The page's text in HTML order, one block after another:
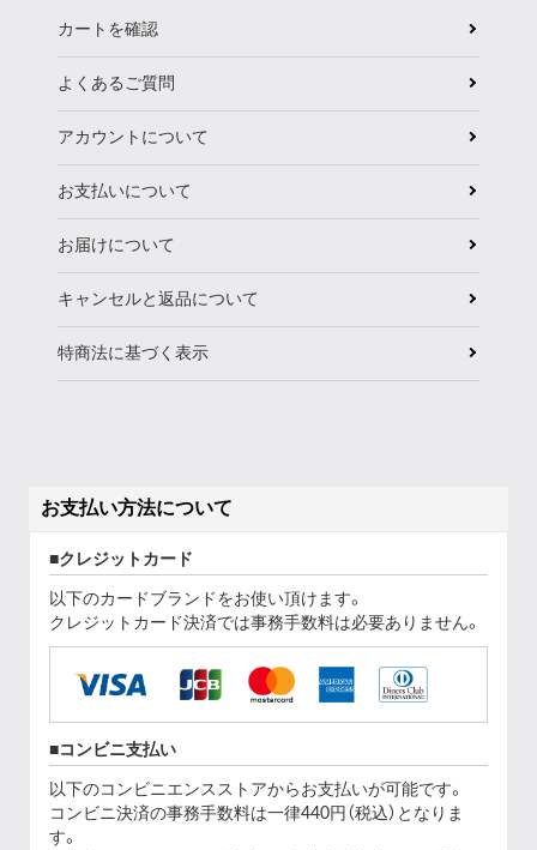
カートを確認
よくあるご質問
アカウントについて
お支払いについて
お届けについて
キャンセルと返品について
特商法に基づく表示
お支払い方法について
クレジットカード
以下のカードブランドをお使い頂けます。
クレジットカード決済では事務手数料は必要ありません。
コンビニ支払い
以下のコンビニエンスストアからお支払いが可能です。
コンビニ決済の事務手数料は一律440円（税込）となりま
す。